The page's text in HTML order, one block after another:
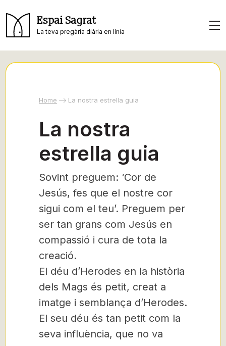
Espai Sagrat
La teva pregària diària en línia
Home La nostra estrella guia
La nostra
estrella guia
Sovint preguem: ‘Cor de
Jesús, fes que el nostre cor
sigui com el teu’. Preguem per
ser tan grans com Jesús en
compassió i cura de tota la
creació.
El déu d’Herodes en la història
dels Mags és petit, creat a
imatge i semblança d’Herodes.
El seu déu és tan petit com la
seva influència, que no va